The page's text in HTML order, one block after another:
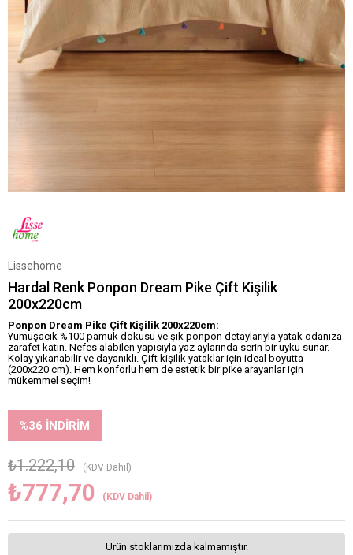
Lissehome
Hardal Renk Ponpon Dream Pike Çift Kişilik
200x220cm
Ponpon Dream Pike Çift Kişilik 200x220cm:
Yumuşacık %100 pamuk dokusu ve şık ponpon detaylarıyla yatak odanıza
zarafet katın. Nefes alabilen yapısıyla yaz aylarında serin bir uyku sunar.
Kolay yıkanabilir ve dayanıklı. Çift kişilik yataklar için ideal boyutta
(200x220 cm). Hem konforlu hem de estetik bir pike arayanlar için
mükemmel seçim!
%36 İNDIRIM
₺1.222,10 (KDV Dahil)
₺777,70 (KDV Dahil)
Ürün stoklarımızda kalmamıştır.